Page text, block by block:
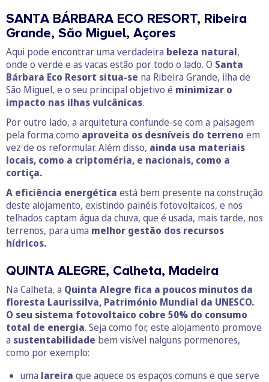
SANTA BÁRBARA ECO RESORT, Ribeira
Grande, São Miguel, Açores
Aqui pode encontrar uma verdadeira beleza natural,
onde o verde e as vacas estão por todo o lado. O Santa
Bárbara Eco Resort situa-se na Ribeira Grande, ilha de
São Miguel, e o seu principal objetivo é minimizar o
impacto nas ilhas vulcânicas.
Por outro lado, a arquitetura confunde-se com a paisagem
pela forma como aproveita os desníveis do terreno em
vez de os reformular. Além disso, ainda usa materiais
locais, como a criptoméria, e nacionais, como a
cortiça.
A eficiência energética está bem presente na construção
deste alojamento, existindo painéis fotovoltaicos, e nos
telhados captam água da chuva, que é usada, mais tarde, nos
terrenos, para uma melhor gestão dos recursos
hídricos.
QUINTA ALEGRE, Calheta, Madeira
Na Calheta, a Quinta Alegre fica a poucos minutos da
floresta Laurissilva, Património Mundial da UNESCO.
O seu sistema fotovoltaico cobre 50% do consumo
total de energia. Seja como for, este alojamento promove
a sustentabilidade bem visível nalguns pormenores,
como por exemplo:
uma lareira que aquece os espaços comuns e que serve